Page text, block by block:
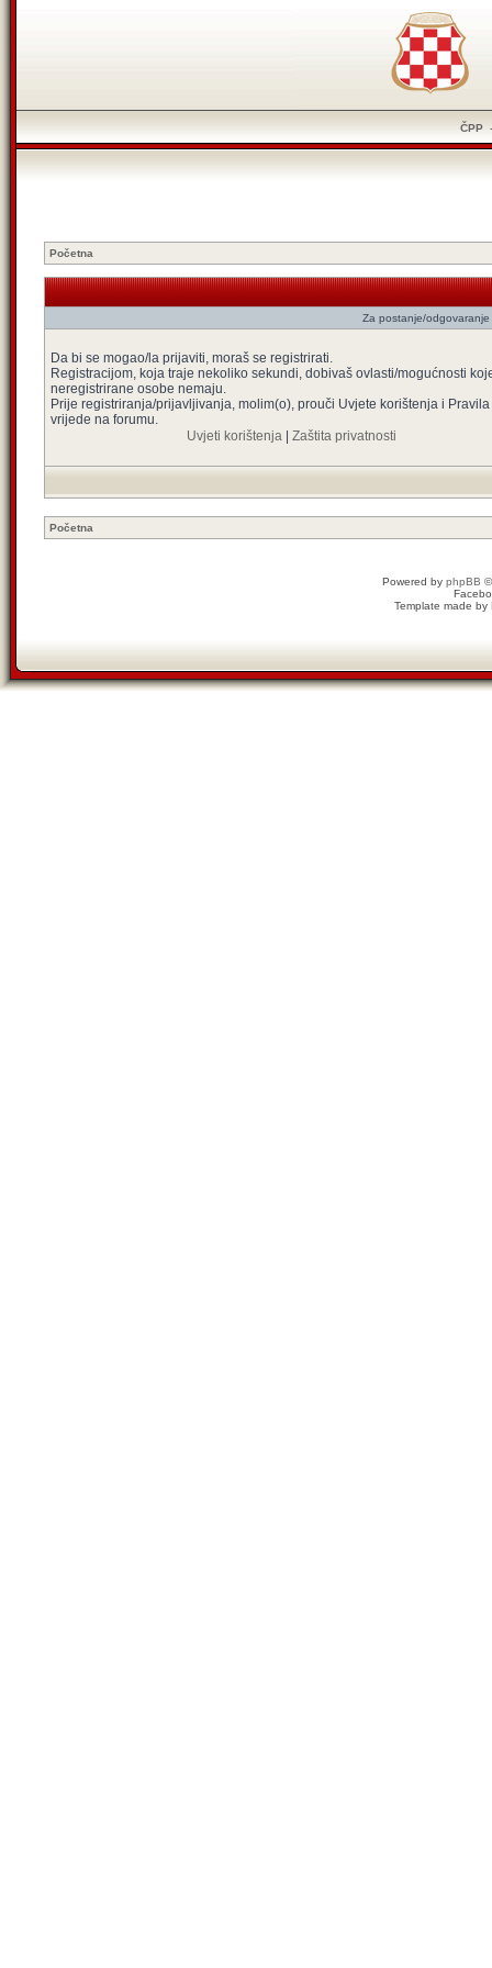
ČPP
Početna
Za postanje/
Da bi se mogao/la prijaviti, moraš se registrirati.
Registracijom, koja traje nekoliko sekundi, dobivaš ovlasti/mogućnosti
neregistrirane osobe nemaju.
Prije registriranja/prijavljivanja, molim(o), prouči Uvjete korištenja i
vrijede na forumu.
Uvjeti korištenja| Zaštita privatnosti
Početna
Powered by phpBB
Template made by